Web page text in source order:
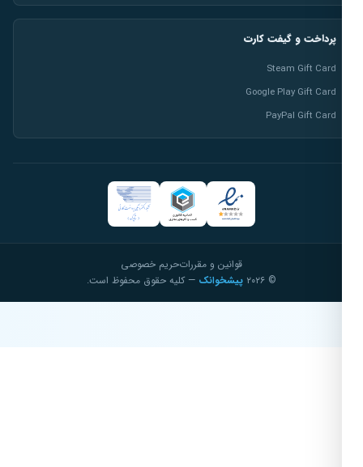
پرداخت و گیفت کارت
Steam Gift Card
Google Play Gift Card
PayPal Gift Card
قوانین و مقرراتحریم خصوصی
پیشخوانک— کلیه حقوق محفوظ است.